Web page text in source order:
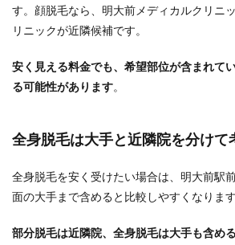
す。顔脱毛なら、明大前メディカルクリニ
リニックが近隣候補です。
安く見える料金でも、希望部位が含まれて
る可能性があります。
全身脱毛は大手と近隣院を分けて
全身脱毛を安く受けたい場合は、明大前駅
面の大手まで含めると比較しやすくなります
部分脱毛は近隣院、全身脱毛は大手も含め